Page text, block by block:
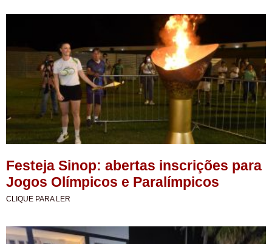
Festeja Sinop: abertas inscrições para
Jogos Olímpicos e Paralímpicos
CLIQUE PARA LER